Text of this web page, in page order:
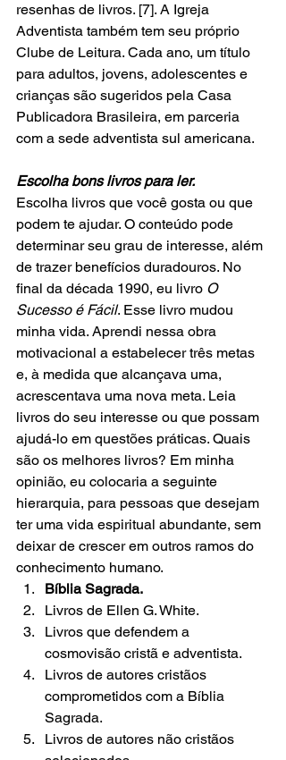
resenhas de livros. [7]. A Igreja
Adventista também tem seu próprio
Clube de Leitura. Cada ano, um título
para adultos, jovens, adolescentes e
crianças são sugeridos pela Casa
Publicadora Brasileira, em parceria
com a sede adventista sul americana.
Escolha bons livros para ler.
Escolha livros que você gosta ou que
podem te ajudar. O conteúdo pode
determinar seu grau de interesse, além
de trazer benefícios duradouros. No
final da década 1990, eu livro O
Sucesso é Fácil. Esse livro mudou
minha vida. Aprendi nessa obra
motivacional a estabelecer três metas
e, à medida que alcançava uma,
acrescentava uma nova meta. Leia
livros do seu interesse ou que possam
ajudá-lo em questões práticas. Quais
são os melhores livros? Em minha
opinião, eu colocaria a seguinte
hierarquia, para pessoas que desejam
ter uma vida espiritual abundante, sem
deixar de crescer em outros ramos do
conhecimento humano.
Bíblia Sagrada.
Livros de Ellen G. White.
Livros que defendem a
cosmovisão cristã e adventista.
Livros de autores cristãos
comprometidos com a Bíblia
Sagrada.
Livros de autores não cristãos